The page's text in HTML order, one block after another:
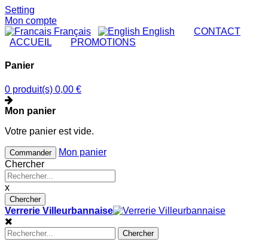
Setting
Mon compte
Français
English CONTACT
ACCUEIL
PROMOTIONS
Panier
0 produit(s) 0,00 €
Mon panier
Votre panier est vide.
Commander
Mon panier
Chercher
x
Chercher
Verrerie Villeurbannaise
Chercher